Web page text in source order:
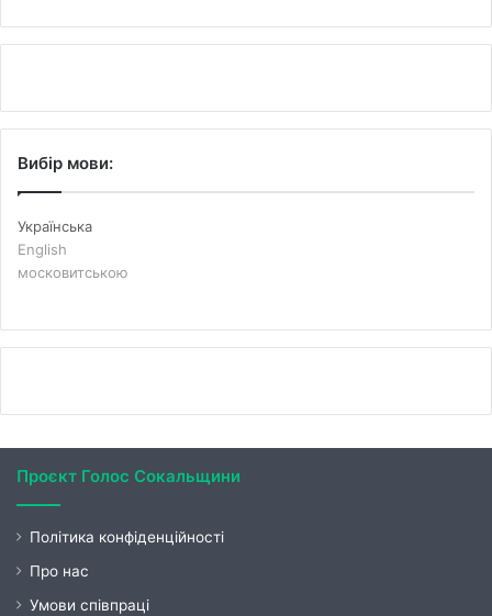
Вибір мови:
Українська
English
московитською
Проєкт Голос Сокальщини
Політика конфіденційності
Про нас
Умови співпраці